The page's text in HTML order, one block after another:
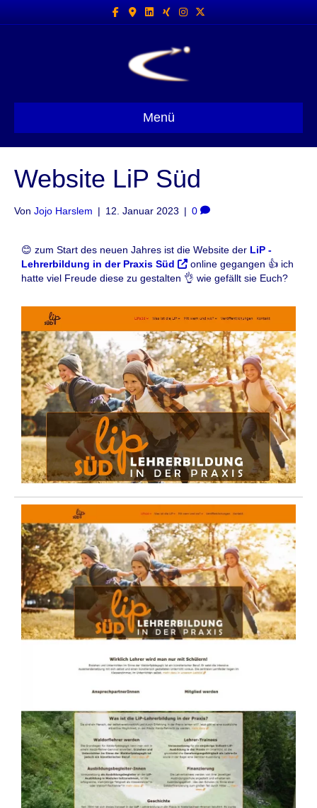
FacebookGoogle-maps
Linkedin
Xing InstagramX-twitter
Menü
Website LiP Süd
Von Jojo Harslem | 12. Januar 2023 | 0
😊 zum Start des neuen Jahres ist die Website der LiP -
Lehrerbildung in der Praxis Süd
online gegangen 👍 ich
hatte viel Freude diese zu gestalten 👌 wie gefällt sie Euch?